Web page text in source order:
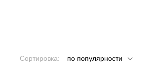
Сортировка: по популярности